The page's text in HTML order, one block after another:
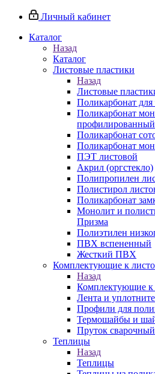
Личный кабинет
Каталог
Назад
Каталог
Листовые пластики
Назад
Листовые
Поликарбонат для
Поликарбонат
профилированный
Поликарбонат
Поликарбонат
ПЭТ листовой
Акрил (оргстекло)
Полипропилен
Полистирол
Поликарбонат
Монолит и
Призма
Полиэтилен
ПВХ вспененный
Жесткий ПВХ
Комплектующие к
Назад
Комплектующие к
Лента и
Профили для
Термошайбы и
Пруток сварочный
Теплицы
Назад
Теплицы